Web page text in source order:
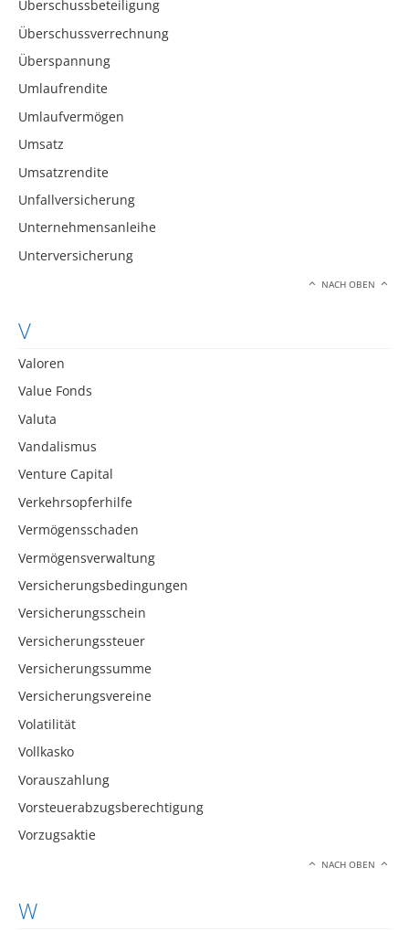
Überschussbeteiligung
Überschussverrechnung
Überspannung
Umlaufrendite
Umlaufvermögen
Umsatz
Umsatzrendite
Unfallversicherung
Unternehmensanleihe
Unterversicherung
NACH OBEN
V
Valoren
Value Fonds
Valuta
Vandalismus
Venture Capital
Verkehrsopferhilfe
Vermögensschaden
Vermögensverwaltung
Versicherungsbedingungen
Versicherungsschein
Versicherungssteuer
Versicherungssumme
Versicherungsvereine
Volatilität
Vollkasko
Vorauszahlung
Vorsteuerabzugsberechtigung
Vorzugsaktie
NACH OBEN
W